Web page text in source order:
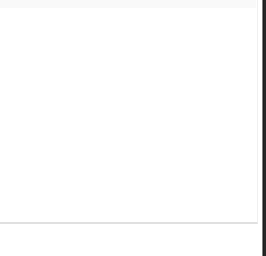
trasiga fyrhjulingar. Jag betalar bra och du kan nÃ¥ mig
ifall du har en som du vill sÃ¤lja
man kan begÃ¤ra fÃ¶r en Honda TRX 350 FE 2005
en Cetek 500 EFI
trasiga fyrhjulingar. Jag betalar bra och du kan nÃÂ¥